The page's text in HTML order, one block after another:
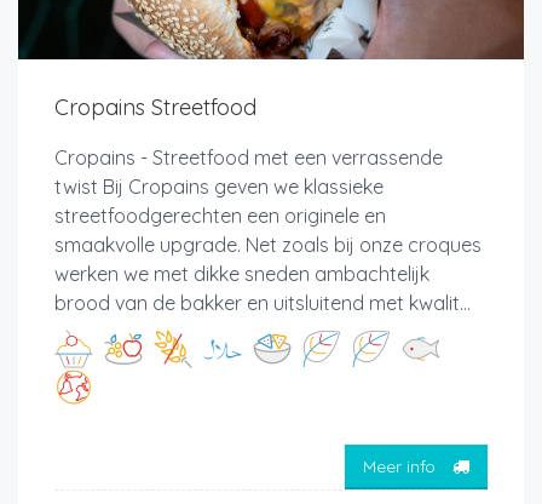
Cropains Streetfood
Cropains - Streetfood met een verrassende
twist Bij Cropains geven we klassieke
streetfoodgerechten een originele en
smaakvolle upgrade. Net zoals bij onze croques
werken we met dikke sneden ambachtelijk
brood van de bakker en uitsluitend met kwalit...
Meer info